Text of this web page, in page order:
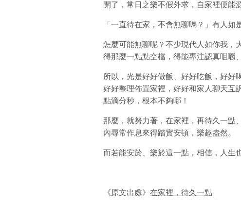
開了，常日之樂不假外求，自家裡便能
「一直待在家，不會無聊嗎？」有人如
怎麼可能無聊呢？不少現代人如你我，
得那麼一點點空檔，得能專注認真咀嚼
所以，光是好好做飯、好好吃飯，好好
好好整理佈置家裡，好好和家人聊天
點滴分秒，根本不夠哪！
那麼，就努力著，在家裡，再待久一點
內尋常作息來得踏實安頓，樂趣盎然。
而若能安於、樂於這一點，相信，人生
《原文出處》 在家裡，待久一點